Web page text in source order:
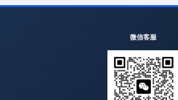
微信客服